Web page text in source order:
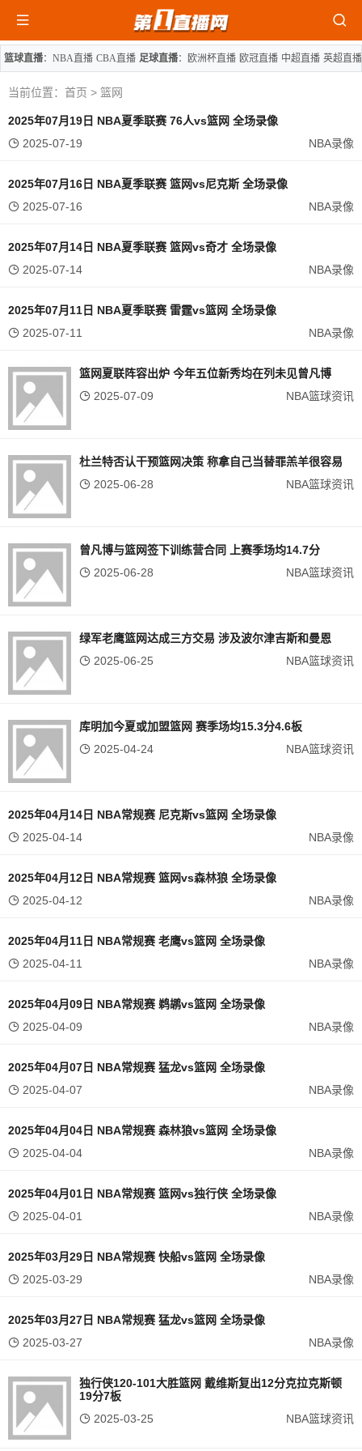
篮球直播： NBA直播 CBA直播 足球直播： 欧洲杯直播 欧冠直播 中超直播 英超直播
当前位置： 首页 > 篮网
2025年07月19日 NBA夏季联赛 76人vs篮网 全场录像
2025-07-19
NBA录像
2025年07月16日 NBA夏季联赛 篮网vs尼克斯 全场录像
2025-07-16
NBA录像
2025年07月14日 NBA夏季联赛 篮网vs奇才 全场录像
2025-07-14
NBA录像
2025年07月11日 NBA夏季联赛 雷霆vs篮网 全场录像
2025-07-11
NBA录像
篮网夏联阵容出炉 今年五位新秀均在列未见曾凡博
2025-07-09
NBA篮球资讯
杜兰特否认干预篮网决策 称拿自己当替罪羔羊很容易
2025-06-28
NBA篮球资讯
曾凡博与篮网签下训练营合同 上赛季场均14.7分
2025-06-28
NBA篮球资讯
绿军老鹰篮网达成三方交易 涉及波尔津吉斯和曼恩
2025-06-25
NBA篮球资讯
库明加今夏或加盟篮网 赛季场均15.3分4.6板
2025-04-24
NBA篮球资讯
2025年04月14日 NBA常规赛 尼克斯vs篮网 全场录像
2025-04-14
NBA录像
2025年04月12日 NBA常规赛 篮网vs森林狼 全场录像
2025-04-12
NBA录像
2025年04月11日 NBA常规赛 老鹰vs篮网 全场录像
2025-04-11
NBA录像
2025年04月09日 NBA常规赛 鹈鹕vs篮网 全场录像
2025-04-09
NBA录像
2025年04月07日 NBA常规赛 猛龙vs篮网 全场录像
2025-04-07
NBA录像
2025年04月04日 NBA常规赛 森林狼vs篮网 全场录像
2025-04-04
NBA录像
2025年04月01日 NBA常规赛 篮网vs独行侠 全场录像
2025-04-01
NBA录像
2025年03月29日 NBA常规赛 快船vs篮网 全场录像
2025-03-29
NBA录像
2025年03月27日 NBA常规赛 猛龙vs篮网 全场录像
2025-03-27
NBA录像
独行侠120-101大胜篮网 戴维斯复出12分克拉克斯顿
19分7板
2025-03-25
NBA篮球资讯